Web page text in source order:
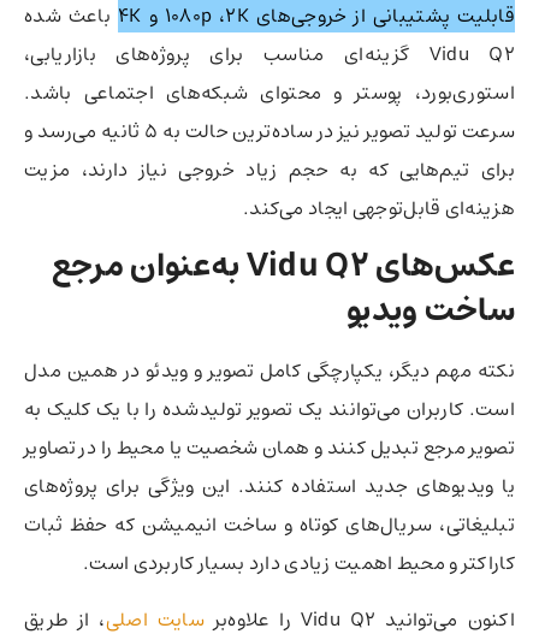
قابلیت پشتیبانی از خروجی‌های ۱۰۸۰p ،2K و 4K
باعث شده
Vidu Q2 گزینه‌ای مناسب برای پروژه‌های بازاریابی،
استوری‌بورد، پوستر و محتوای شبکه‌های اجتماعی باشد.
سرعت تولید تصویر نیز در ساده‌ترین حالت به ۵ ثانیه می‌رسد و
برای تیم‌هایی که به حجم زیاد خروجی نیاز دارند، مزیت
هزینه‌ای قابل‌توجهی ایجاد می‌کند.
عکس‌های Vidu Q2 به‌عنوان مرجع
ساخت ویدیو
نکته مهم دیگر، یکپارچگی کامل تصویر و ویدئو در همین مدل
است. کاربران می‌توانند یک تصویر تولید‌شده را با یک کلیک به
تصویر مرجع تبدیل کنند و همان شخصیت یا محیط را در تصاویر
یا ویدیوهای جدید استفاده کنند. این ویژگی برای پروژه‌های
تبلیغاتی، سریال‌های کوتاه و ساخت انیمیشن که حفظ ثبات
کاراکتر و محیط اهمیت زیادی دارد بسیار کاربردی است.
اکنون می‌توانید Vidu Q2 را علاوه‌بر
سایت اصلی، از طریق